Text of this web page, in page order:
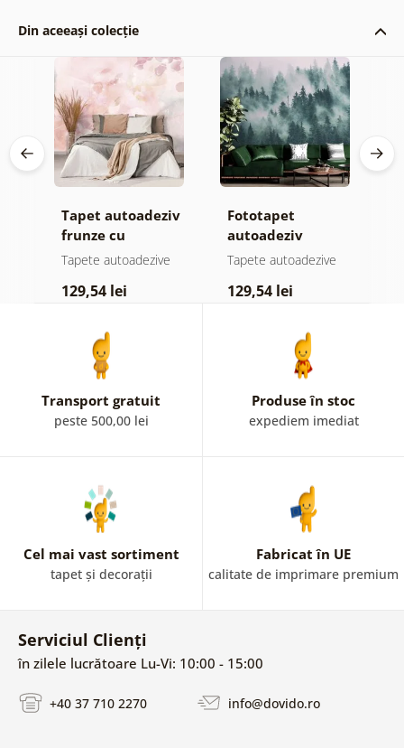
Din aceeași colecție
Tapet autoadeziv
frunze cu
atingere
Tapete autoadezive
129,54 lei
Fototapet
autoadeziv
pădure în ceață
Tapete autoadezive
129,54 lei
Transport gratuit
peste 500,00 lei
Produse în stoc
expediem imediat
Cel mai vast sortiment
tapet și decorații
Fabricat în UE
calitate de imprimare premium
Serviciul Clienți
în zilele lucrătoare Lu-Vi: 10:00 - 15:00
+40 37 710 2270 info@dovido.ro